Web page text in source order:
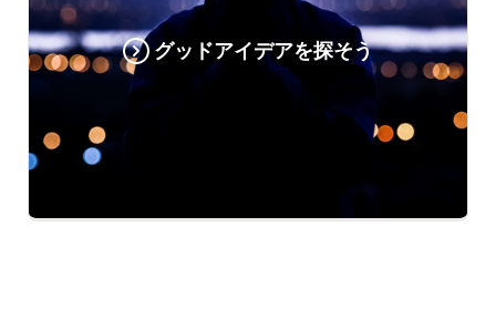
グッドアイデアを探そう